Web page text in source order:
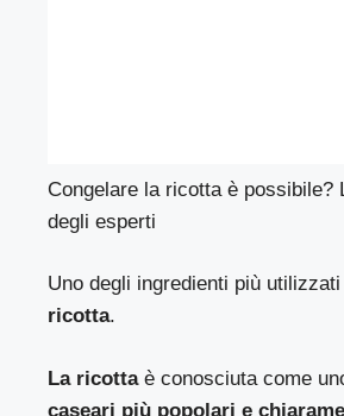
Congelare la ricotta è possibile?
degli esperti
Uno degli ingredienti più
ricotta.
La ricottaè conosciuta come
caseari più popolari e